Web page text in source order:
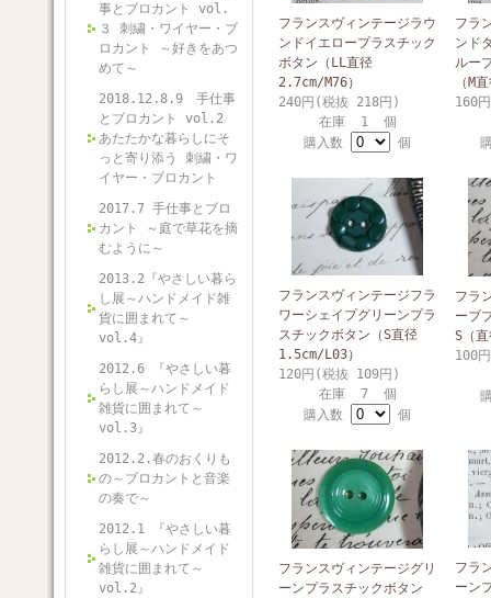
事とブロカント vol.
３ 刺繍・ワイヤー・ブ
ロカント ～好きをあつ
めて～
2018.12.8.9 手仕事
とブロカント vol.2
あたたかな暮らしにそ
っと寄り添う 刺繍・ワ
イヤー・ブロカント
2017.7 手仕事とブロ
カント ～庭で草花を摘
むように～
2013.2『やさしい暮ら
し展～ハンドメイド雑
貨に囲まれて～
vol.4』
2012.6 『やさしい暮
らし展～ハンドメイド
雑貨に囲まれて～
vol.3』
2012.2.春のおくりも
の～ブロカントと音楽
の奏で～
2012.1 『やさしい暮
らし展～ハンドメイド
雑貨に囲まれて～
vol.2』
フランスヴィンテージラウ
ンドイエロープラスチック
ボタン（LL直径
2.7cm/M76）
240円(税抜 218円)
在庫 1 個
購入数
個
フラ
ンド
ルー
（M
160
フランスヴィンテージフラ
ワーシェイプグリーンプラ
スチックボタン（S直径
1.5cm/L03）
120円(税抜 109円)
在庫 7 個
購入数
個
フラ
ーブ
S（
100
フランスヴィンテージグリ
ーンプラスチックボタン
フラ
ーン